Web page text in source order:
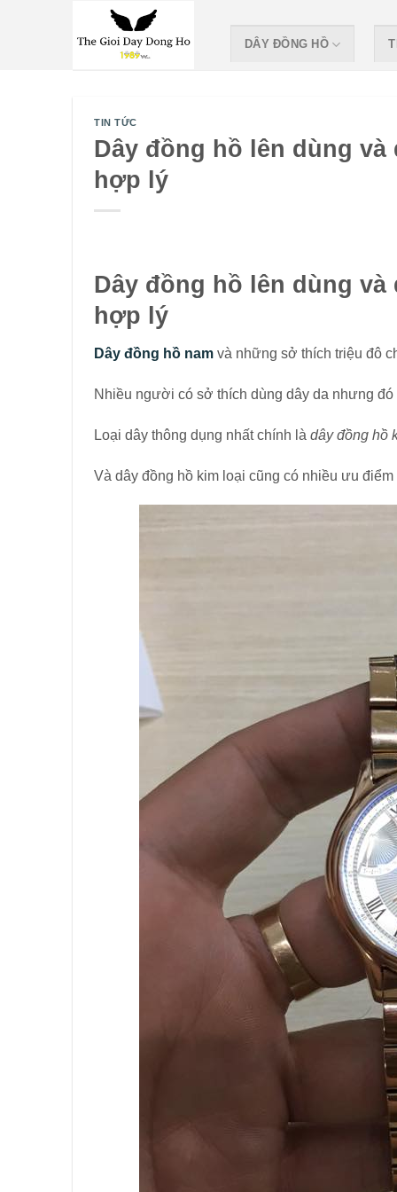
DÂY ĐỒNG HỒ
TIN TỨC
Dây đồng hồ lên dùng
hợp lý
Dây đồng hồ lên dùng
hợp lý
Dây đồng hồ nam và những sở thích triệu đô
Nhiều người có sở thích dùng dây da nhưng
Loại dây thông dụng nhất chính là dây đồng hồ
Và dây đồng hồ kim loại cũng có nhiều ưu